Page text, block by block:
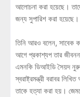
আলোচনা করা হয়েছে।
জন্য সুপারিশ করা হয়েছে।
তিনি আরও বলেন, সাবেক
আগে প্রকাশ্যপ তার
এমনকি ডিআইডি সৈয়দ
স্বরাষ্ট্রমন্ত্রী বরাবর
তাকে হত্যা করা হয়।